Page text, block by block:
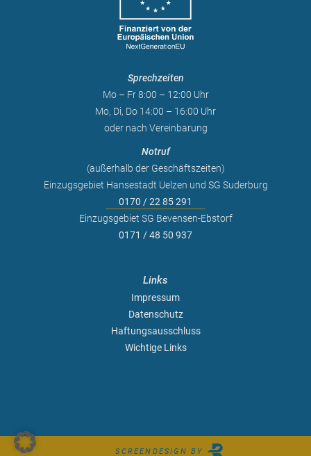
Sprechzeiten
Mo – Fr 8:00 – 12:00 Uhr
Mo, Di, Do 14:00 – 16:00 Uhr
oder nach Vereinbarung
Notruf
(außerhalb der Geschäftszeiten)
Einzugsgebiet Hansestadt Uelzen und SG Suderburg
0170 / 22 85 291
Einzugsgebiet SG Bevensen-Ebstorf
0171 / 48 50 937
Links
Impressum
Datenschutz
Haftungsausschluss
Wichtige Links
SCREENDESIGN BY